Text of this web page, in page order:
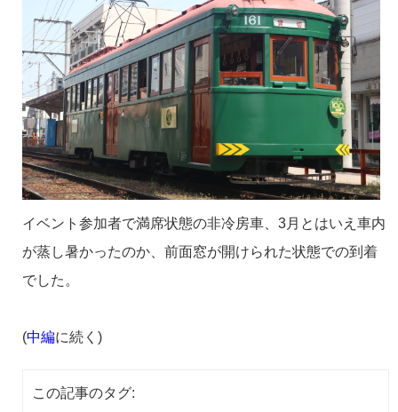
イベント参加者で満席状態の非冷房車、3月とはいえ車内
が蒸し暑かったのか、前面窓が開けられた状態での到着
でした。
(中編に続く)
この記事のタグ: